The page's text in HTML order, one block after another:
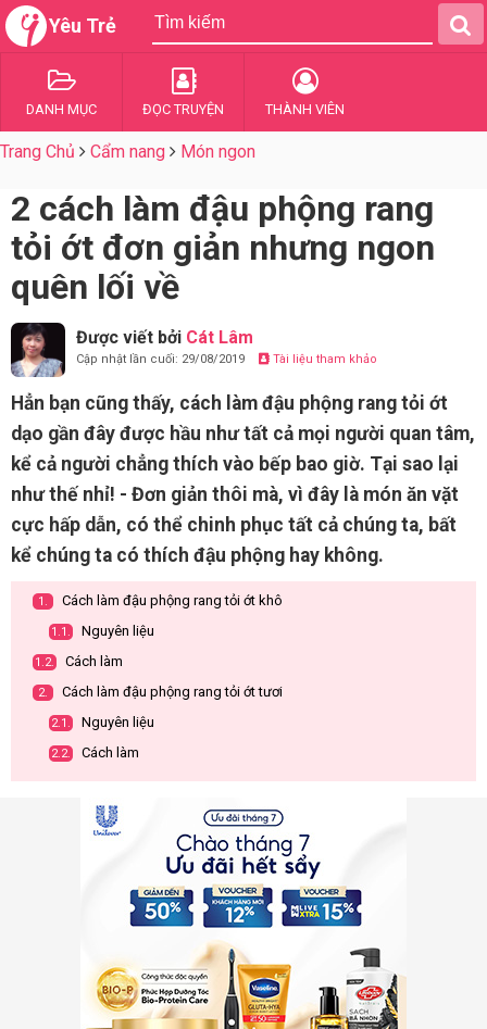
Yêu Trẻ
DANH MỤC ĐỌC TRUYỆN THÀNH VIÊN
Trang Chủ Cẩm nang Món ngon
2 cách làm đậu phộng rang
tỏi ớt đơn giản nhưng ngon
quên lối về
Được viết bởi Cát Lâm
Cập nhật lần cuối: 29/08/2019 Tài liệu tham khảo
Hẳn bạn cũng thấy, cách làm đậu phộng rang tỏi ớt
dạo gần đây được hầu như tất cả mọi người quan tâm,
kể cả người chẳng thích vào bếp bao giờ. Tại sao lại
như thế nhỉ! - Đơn giản thôi mà, vì đây là món ăn vặt
cực hấp dẫn, có thể chinh phục tất cả chúng ta, bất
kể chúng ta có thích đậu phộng hay không.
1. Cách làm đậu phộng rang tỏi ớt khô
1.1. Nguyên liệu
1.2. Cách làm
2. Cách làm đậu phộng rang tỏi ớt tươi
2.1. Nguyên liệu
2.2. Cách làm